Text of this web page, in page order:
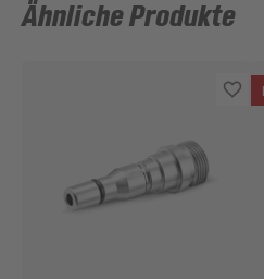
Ähnliche Produkte